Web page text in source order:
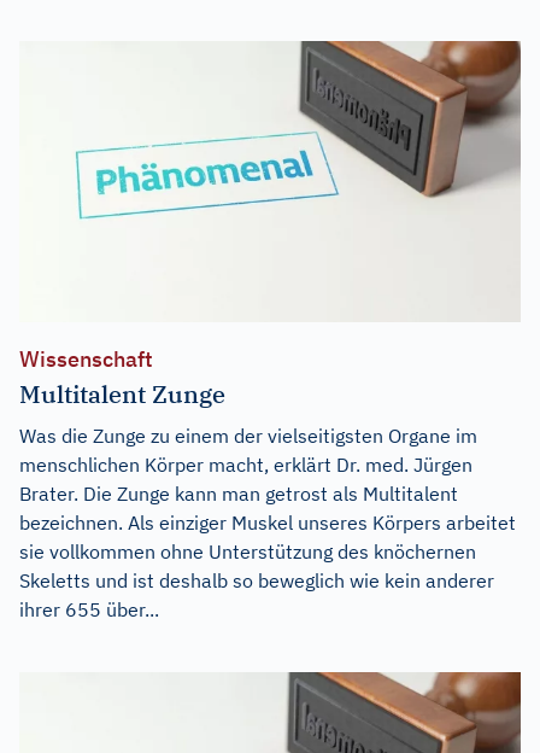
Wissenschaft
Multitalent Zunge
Was die Zunge zu einem der vielseitigsten Organe im
menschlichen Körper macht, erklärt Dr. med. Jürgen
Brater. Die Zunge kann man getrost als Multitalent
bezeichnen. Als einziger Muskel unseres Körpers arbeitet
sie vollkommen ohne Unterstützung des knöchernen
Skeletts und ist deshalb so beweglich wie kein anderer
ihrer 655 über...